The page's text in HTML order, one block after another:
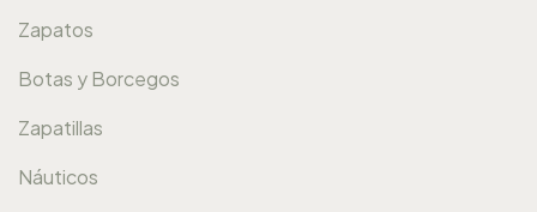
Zapatos
Botas y Borcegos
Zapatillas
Náuticos